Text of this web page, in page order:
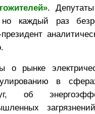
.
каждый раз
о рынке
в
об